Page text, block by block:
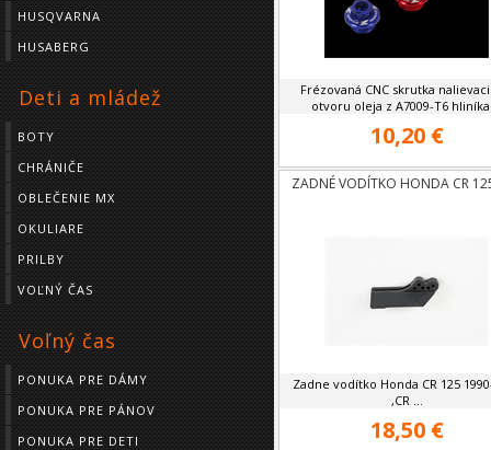
HUSQVARNA
HUSABERG
Deti a mládež
BOTY
CHRÁNIČE
OBLEČENIE MX
OKULIARE
PRILBY
VOĽNÝ ČAS
Voľný čas
PONUKA PRE DÁMY
PONUKA PRE PÁNOV
PONUKA PRE DETI
Frézovaná CNC skrutka
otvoru oleja z A7009-T6 hliníka
10,20 €
ZADNÉ VODÍTKO HONDA CR
Zadne vodítko Honda CR 125
,CR ...
18,50 €